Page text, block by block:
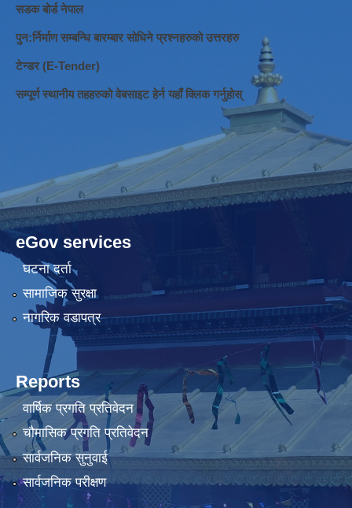
सडक बोर्ड नेपाल
पुन:र्निर्माण सम्बन्धि बारम्बार सोधिने प्रश्नहरुको उत्तरहरु
टेन्डर (E-Tender)
सम्पूर्ण स्थानीय तहहरुको वेबसाइट हेर्न यहाँ क्लिक गर्नुहोस्
eGov services
घटना दर्ता
सामाजिक सुरक्षा
नागरिक वडापत्र
Reports
वार्षिक प्रगति प्रतिवेदन
चौमासिक प्रगति प्रतिवेदन
सार्वजनिक सुनुवाई
सार्वजनिक परीक्षण